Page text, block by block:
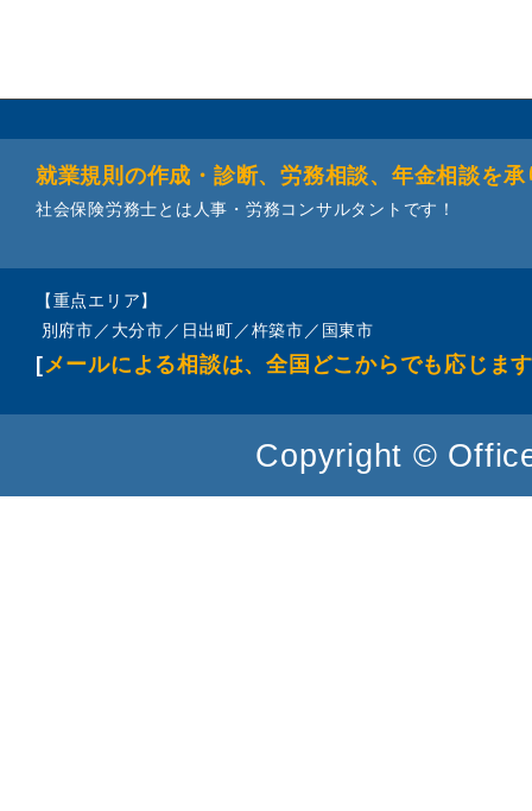
就業規則の作成・診断、労務相談、年金相談を承
社会保険労務士とは人事・労務コンサルタントです！
【重点エリア】
別府市／大分市／日出町／杵築市／国東市
[メールによる相談は、全国どこからでも応じま
Copyright ©